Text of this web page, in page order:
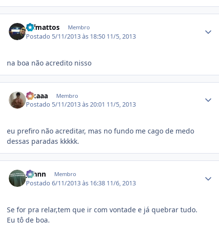
rafmattos Membro
Postado 5/11/2013 às 18:50 11/5, 2013
na boa não acredito nisso
Zikaaa Membro
Postado 5/11/2013 às 20:01 11/5, 2013
eu prefiro não acreditar, mas no fundo me cago de medo
dessas paradas kkkkk.
Johnn Membro
Postado6/11/2013 às 16:38 11/6, 2013
Se for pra relar,tem que ir com vontade e já quebrar tudo.
Eu tô de boa.